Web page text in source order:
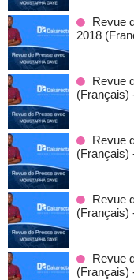
Revue
2018
Revue
(Français)
Revue
(Français)
Revue
(Français)
Revue
(Français)